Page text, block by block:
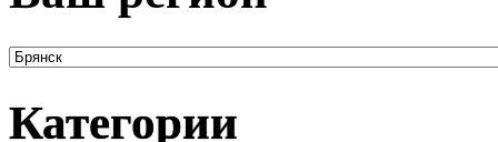
Категории